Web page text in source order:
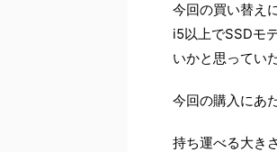
今回の買い替え
i5以上でSSDモ
いかと思ってい
今回の購入にあ
持ち運べる大き